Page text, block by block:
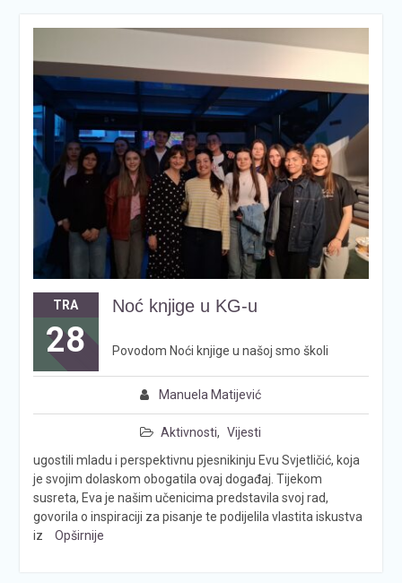
TRA
28
Noć knjige u KG-u
Manuela Matijević
Aktivnosti, Vijesti
Povodom Noći knjige u našoj smo školi
ugostili mladu i perspektivnu pjesnikinju Evu Svjetličić, koja
je svojim dolaskom obogatila ovaj događaj. Tijekom
susreta, Eva je našim učenicima predstavila svoj rad,
govorila o inspiraciji za pisanje te podijelila vlastita iskustva
iz
Opširnije